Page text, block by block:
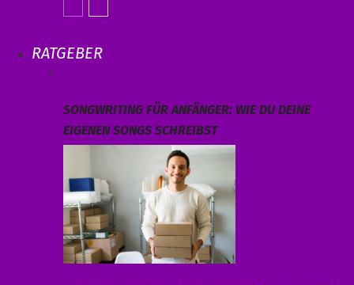
RATGEBER
SONGWRITING FÜR ANFÄNGER: WIE DU DEINE
EIGENEN SONGS SCHREIBST